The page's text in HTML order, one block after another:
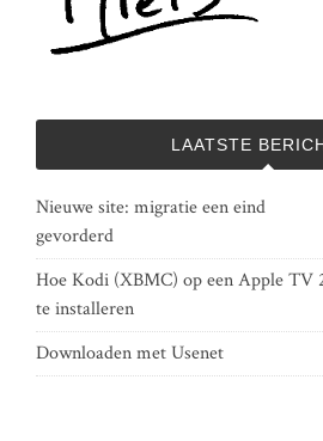
LAATSTE
Nieuwe site: migratie een eind
gevorderd
Hoe Kodi (XBMC) op een Apple TV
te installeren
Downloaden met Usenet